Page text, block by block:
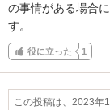
の事情がある場合
す。
役に立った 1
この投稿は、2023年